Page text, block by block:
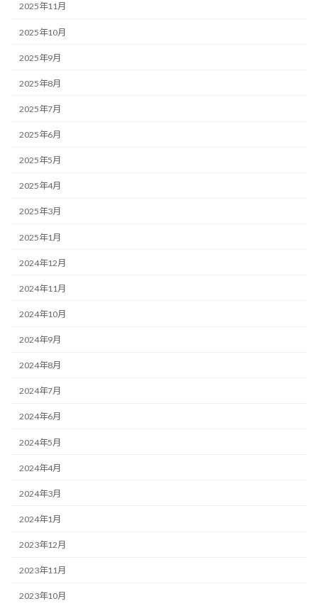
2025年11月
2025年10月
2025年9月
2025年8月
2025年7月
2025年6月
2025年5月
2025年4月
2025年3月
2025年1月
2024年12月
2024年11月
2024年10月
2024年9月
2024年8月
2024年7月
2024年6月
2024年5月
2024年4月
2024年3月
2024年1月
2023年12月
2023年11月
2023年10月